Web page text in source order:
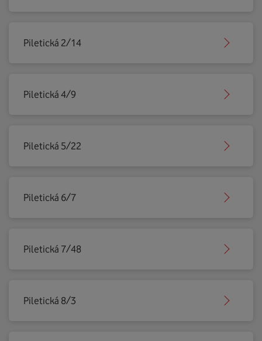
Piletická 2/14
Piletická 4/9
Piletická 5/22
Piletická 6/7
Piletická 7/48
Piletická 8/3